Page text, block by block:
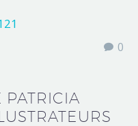
0
PATRICIA